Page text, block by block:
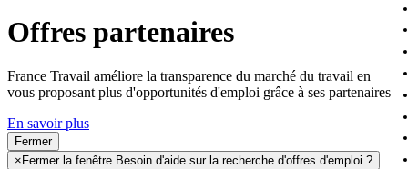
Offres partenaires
France Travail améliore la transparence du marché du travail en
vous proposant plus d'opportunités d'emploi grâce à ses partenaires
En savoir plus
Fermer
× Fermer la fenêtre Besoin d'aide sur la recherche d'offres d'emploi ?